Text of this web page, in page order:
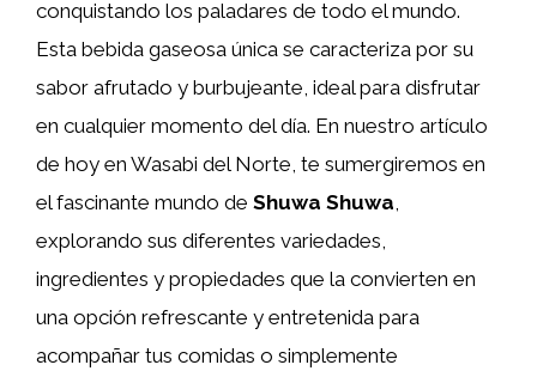
conquistando los paladares de todo el mundo.
Esta bebida gaseosa única se caracteriza por su
sabor afrutado y burbujeante, ideal para disfrutar
en cualquier momento del día. En nuestro artículo
de hoy en Wasabi del Norte, te sumergiremos en
el fascinante mundo de Shuwa Shuwa,
explorando sus diferentes variedades,
ingredientes y propiedades que la convierten en
una opción refrescante y entretenida para
acompañar tus comidas o simplemente